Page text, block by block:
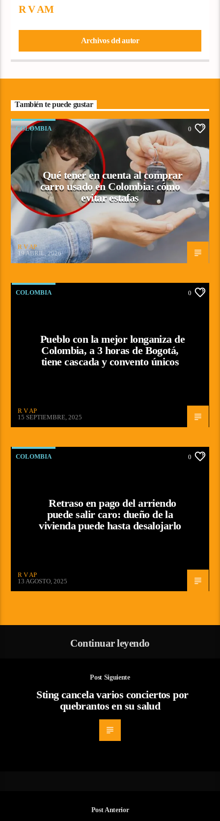
R V AM
Archivos del autor
También te puede gustar
COLOMBIA 0
Qué tener en cuenta al comprar
carro usado en Colombia: cómo
evitar estafas
R V AP
19 ABRIL, 2026
COLOMBIA 0
Pueblo con la mejor longaniza de
Colombia, a 3 horas de Bogotá,
tiene cascada y convento únicos
R V AP
15 SEPTIEMBRE, 2025
COLOMBIA 0
Retraso en pago del arriendo
puede salir caro: dueño de la
vivienda puede hasta desalojarlo
R V AP
13 AGOSTO, 2025
Continuar leyendo
Post Siguiente
Sting cancela varios conciertos por
quebrantos en su salud
Post Anterior